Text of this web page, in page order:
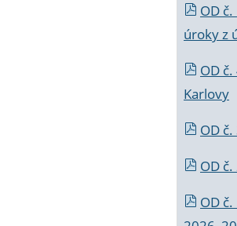
OD
úroky z
OD
Karlovy
OD
OD
OD